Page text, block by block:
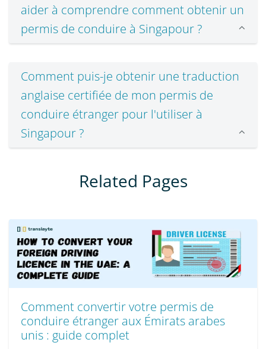
aider à comprendre comment obtenir un
permis de conduire à Singapour ?
Comment puis-je obtenir une traduction
anglaise certifiée de mon permis de
conduire étranger pour l'utiliser à
Singapour ?
Related Pages
Comment convertir votre permis de
conduire étranger aux Émirats arabes
unis : guide complet